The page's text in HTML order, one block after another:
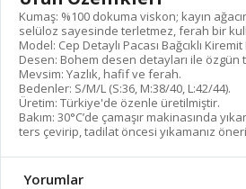
Kumaş: %100 dokuma viskon; kayın
selüloz sayesinde terletmez, ferah bir
Model: Cep Detaylı Pacası Bağcıklı
Desen: Bohem desen detayları ile özgün
Mevsim: Yazlık, hafif ve ferah.
Bedenler: S/M/L (S:36, M:38/40, L:42/44).
Üretim: Türkiye'de özenle üretilmiştir.
Bakım: 30°C’de çamaşır makinasında
ters çevirip, tadilat öncesi yıkamanız
Yorumlar